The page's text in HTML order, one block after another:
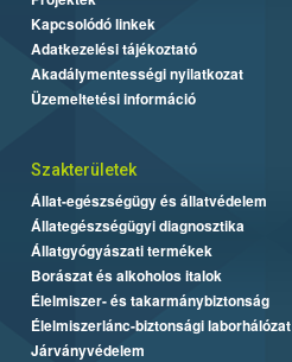
Kapcsolódó linkek
Adatkezelési tájékoztató
Akadálymentességi nyilatkozat
Üzemeltetési információ
Szakterületek
Állat-egészségügy és állatvédelem
Állategészségügyi diagnosztika
Állatgyógyászati termékek
Borászat és alkoholos italok
Élelmiszer- és takarmánybiztonság
Élelmiszerlánc-biztonsági laborhálózat
Járványvédelem